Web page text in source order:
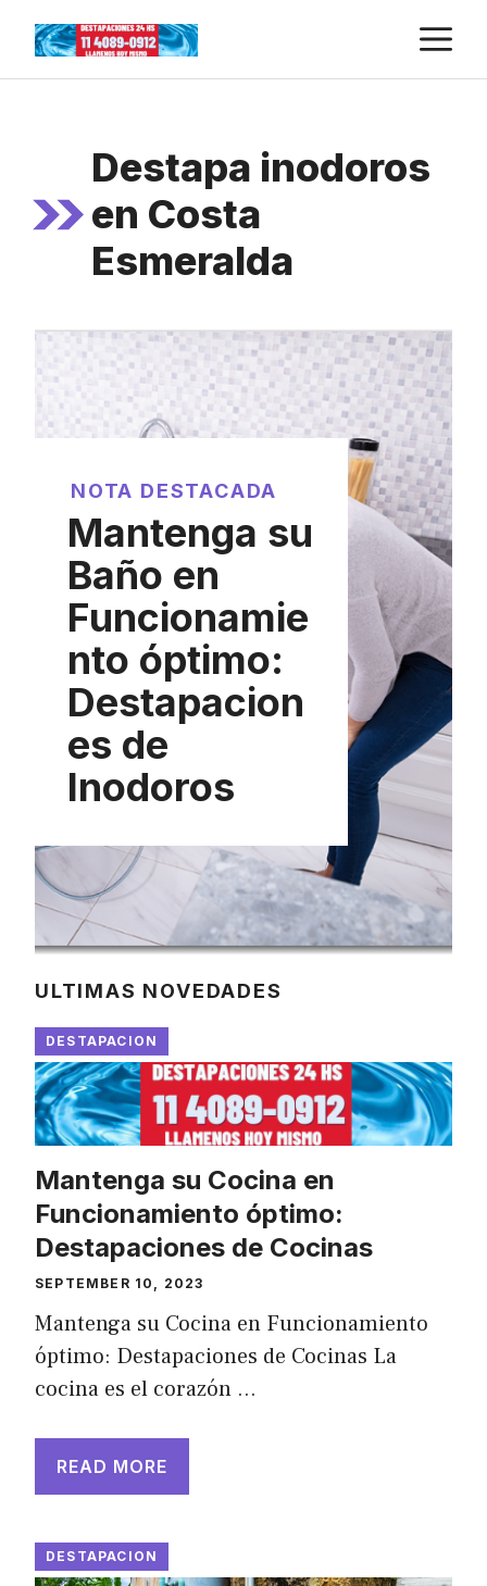
content
Destapa inodoros
en Costa
Esmeralda
NOTA DESTACADA
Mantenga su
Baño en
Funcionamie
nto óptimo:
Destapacion
es de
Inodoros
ULTIMAS NOVEDADES
DESTAPACION
Mantenga su Cocina en
Funcionamiento óptimo:
Destapaciones de Cocinas
SEPTEMBER 10, 2023
Mantenga su Cocina en Funcionamiento
óptimo: Destapaciones de Cocinas La
cocina es el corazón …
READ MORE
DESTAPACION